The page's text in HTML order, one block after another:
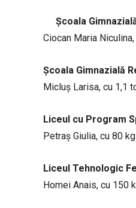
Școala
Ciocan Maria
Școala Gimnazială
Micluș Larisa, cu 1,1
Liceul cu Program
Petraș Giulia, cu 80 kg.
Liceul Tehnologic
Homei Anais, cu 150